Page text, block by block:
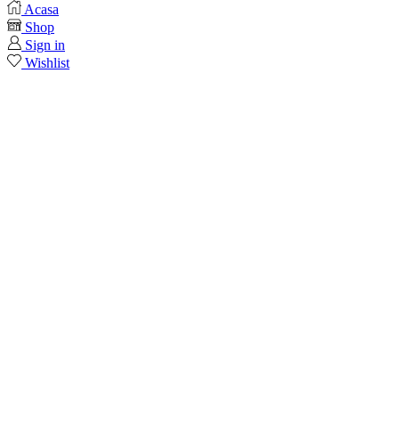
Acasa
Shop
Sign in
Wishlist